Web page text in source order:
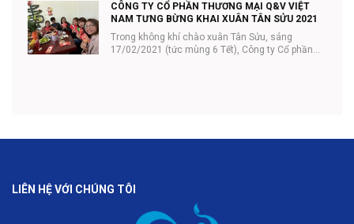
CÔNG TY CỔ PHẦN THƯƠNG MẠI Q&V VIỆT
NAM TƯNG BỪNG KHAI XUÂN TÂN SỬU 2021
Trong không khí chào xuân Tân Sửu, sáng
17/02/2021 (tức mùng 6 Tết), Công ty Cổ phần
LIÊN HỆ VỚI CHÚNG TÔI